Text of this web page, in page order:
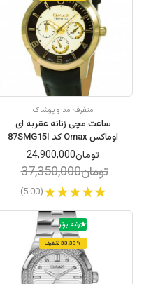
متفرقه مد و پوشاک
ساعت مچی زنانه عقربه ای
اوماکس Omax کد 87SMG15I
تومان24,900,000
تومان37,350,000
(5.00)
رتبه برتر
33.33% تخفیف